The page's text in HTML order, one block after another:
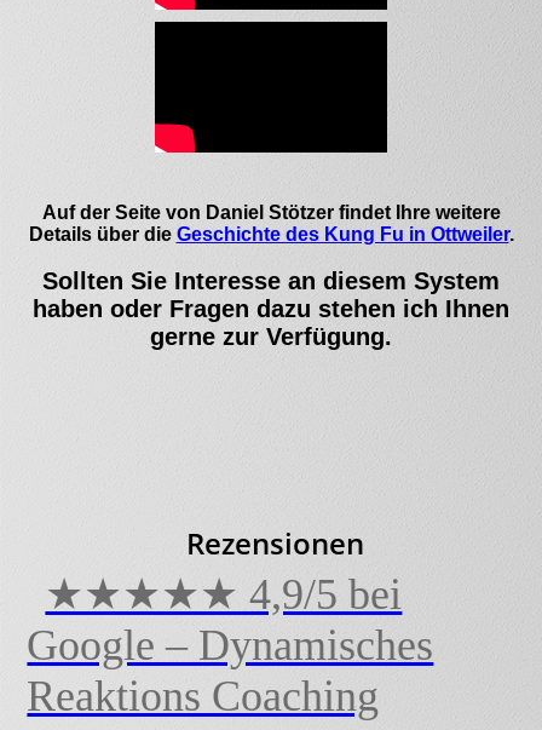
Auf der Seite von Daniel Stötzer findet Ihre weitere
Details über die Geschichte des Kung Fu in Ottweiler.
Sollten Sie Interesse an diesem System
haben oder Fragen dazu stehen ich Ihnen
gerne zur Verfügung.
Rezensionen
★★★★★ 4,9/5 bei
Google – Dynamisches
Reaktions Coaching